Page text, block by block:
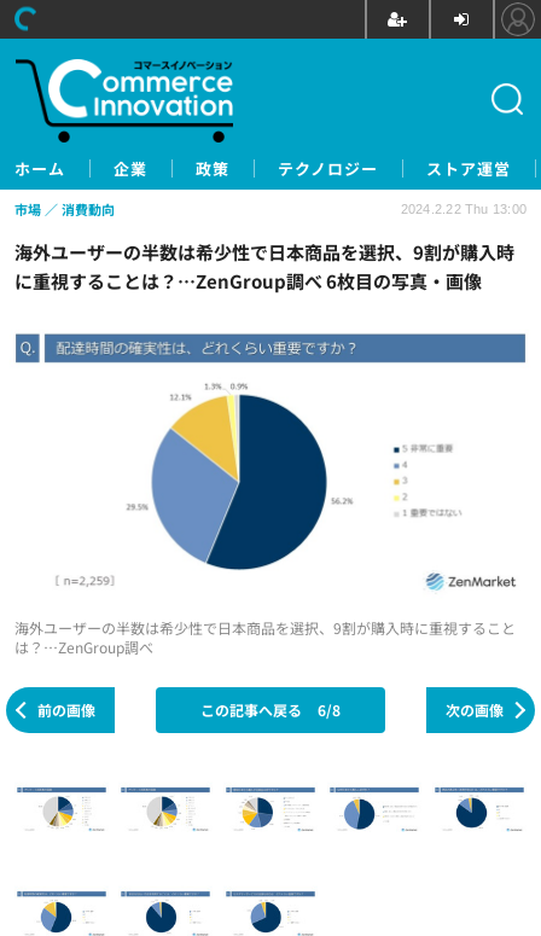
ホーム 企業 政策 テクノロジー ストア運営
海外ユーザーの半数は希少性で日本商品を選択、9割が購入時
に重視することは？…ZenGroup調べ 6枚目の写真・画像
市場 消費動向 2024.2.22 Thu 13:00
海外ユーザーの半数は希少性で日本商品を選択、9割が購入時に重視すること
は？…ZenGroup調べ
前の画像 次の画像
この記事へ戻る 6/8